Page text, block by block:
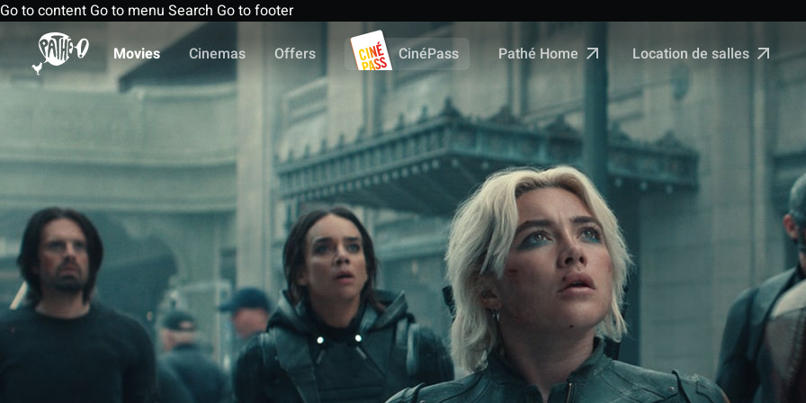
Go to content Go to menu Search Go to footer
Movies
Cinemas Offers CinéPass Pathé Home Location de salles